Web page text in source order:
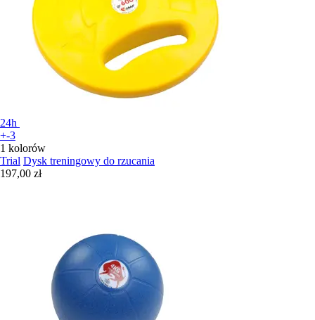
24h
+-3
1 kolorów
Trial Dysk treningowy do rzucania
197,00 zł